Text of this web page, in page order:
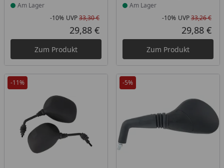
Am Lager
Rabatt in Prozent
-10%
Ursprünglicher Preis
UVP33,30 €
Aktueller Preis
29,88 €
Zum Produkt
Am Lager
-10% UVP33,26 €
29,88 €
Zum Produkt
-11% -5%